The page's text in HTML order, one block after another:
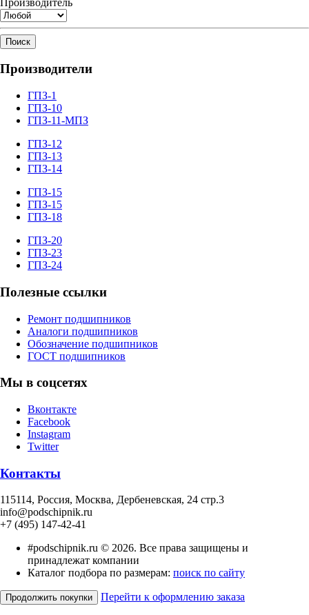
Поиск
Производители
ГПЗ-1
ГПЗ-10
ГПЗ-11-МПЗ
ГПЗ-12
ГПЗ-13
ГПЗ-14
ГПЗ-15
ГПЗ-15
ГПЗ-18
ГПЗ-20
ГПЗ-23
ГПЗ-24
Полезные ссылки
Ремонт подшипников
Аналоги подшипников
Обозначение подшипников
ГОСТ подшипников
Мы в соцсетях
Вконтакте
Facebook
Instagram
Twitter
Контакты
115114, Россия, Москва, Дербеневская, 24 стр.3
info@podschipnik.ru
+7 (495) 147-42-41
#podschipnik.ru © 2026. Все права защищены и
принадлежат компании
Каталог подбора по размерам: поиск по сайту
Продолжить покупки Перейти к оформлению заказа